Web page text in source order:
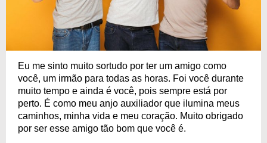
Eu me sinto muito sortudo por ter um amigo como
você, um irmão para todas as horas. Foi você durante
muito tempo e ainda é você, pois sempre está por
perto. É como meu anjo auxiliador que ilumina meus
caminhos, minha vida e meu coração. Muito obrigado
por ser esse amigo tão bom que você é.